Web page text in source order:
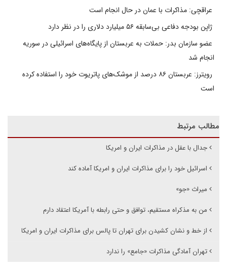
عراقچی: مذاکرات با عمان در حال انجام است
ژاپن بودجه دفاعی بی‌سابقه ۵۶ میلیارد دلاری را در نظر دارد
عضو سازمان بدر: حملات به عربستان از پایگاه‌های اسرائیلی در سوریه
انجام شد
رویترز: عربستان ۸۶ درصد از موشک‌های پاتریوت خود را استفاده کرده
است
مطالب مرتبط
جدال با عقل در مذاکرات ایران و امریکا
اسرائیل خود را برای مذاکرات ایران و امریکا آماده کند
میراث «جو»
من به مذکراه مستقیم، توافق و حتی رابطه با آمریکا اعتقاد دارم
از خط و نشان کشیدن برای تهران تا پالس برای مذاکرات ایران و امریکا
تهران آمادگی مذاکرات «جامع» را ندارد